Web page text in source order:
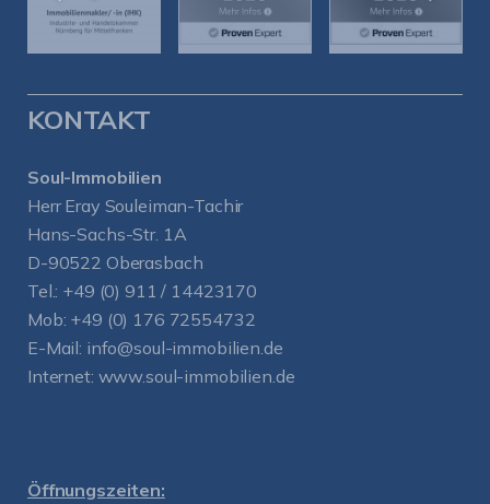
KONTAKT
Soul-Immobilien
Herr Eray Souleiman-Tachir
Hans-Sachs-Str. 1A
D-90522 Oberasbach
Tel.: +49 (0) 911 / 14423170
Mob: +49 (0) 176 72554732
E-Mail: info@soul-immobilien.de
Internet: www.soul-immobilien.de
Öffnungszeiten: